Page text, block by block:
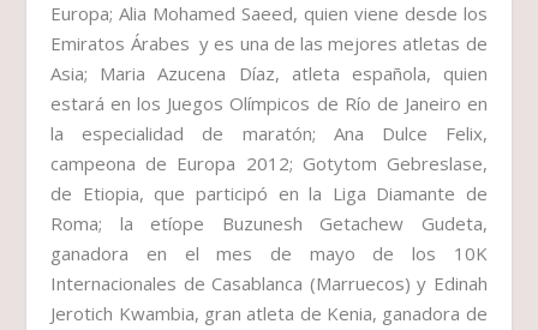
Europa; Alia Mohamed Saeed, quien viene desde los
Emiratos Árabes y es una de las mejores atletas de
Asia; Maria Azucena Díaz, atleta española, quien
estará en los Juegos Olímpicos de Río de Janeiro en
la especialidad de maratón; Ana Dulce Felix,
campeona de Europa 2012; Gotytom Gebreslase,
de Etiopia, que participó en la Liga Diamante de
Roma; la etíope Buzunesh Getachew Gudeta,
ganadora en el mes de mayo de los 10K
Internacionales de Casablanca (Marruecos) y Edinah
Jerotich Kwambia, gran atleta de Kenia, ganadora de